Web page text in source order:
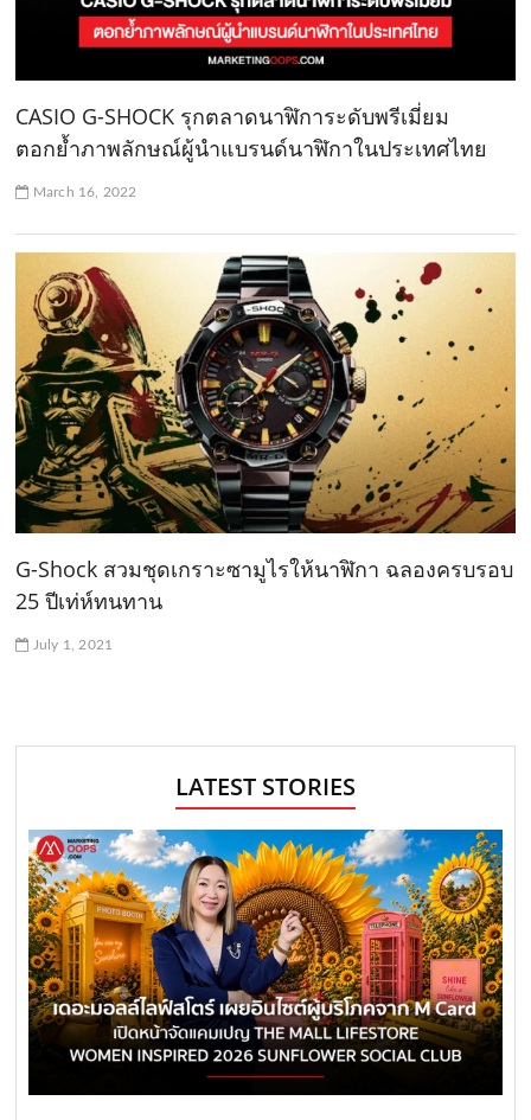
CASIO G-SHOCK รุกตลาดนาฬิการะดับพรีเมี่ยม
ตอกย้ำภาพลักษณ์ผู้นำแบรนด์นาฬิกาในประเทศไทย
March 16, 2022
G-Shock สวมชุดเกราะซามูไรให้นาฬิกา ฉลองครบรอบ
25 ปีเท่ห์ทนทาน
July 1, 2021
LATEST STORIES